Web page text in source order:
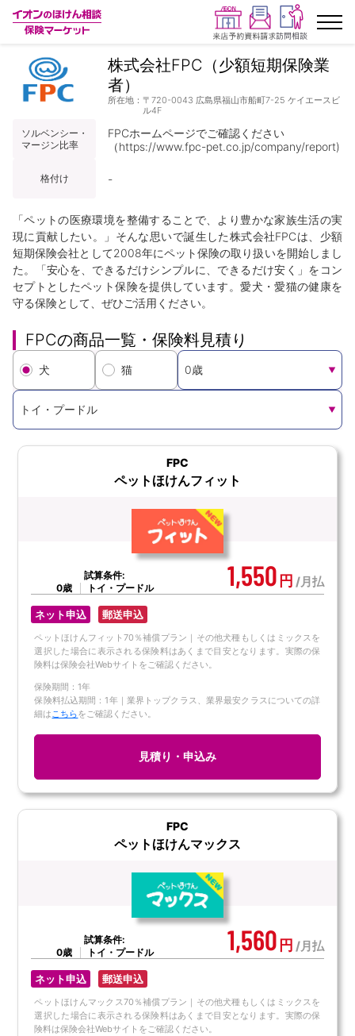
ランキングから探す
キャンペーン一覧
コラム
イオングループ従業員さま向け
イオンカード会員さま専用保険
株式会社FPC（少額短期保険業
者）
所在地： 〒720-0043 広島県福山市船町7-25 ケイエースビ
ル4F
ソルベンシー・
マージン比率
FPCホームページでご確認ください
（https://www.fpc-pet.co.jp/company/report)
格付け -
「ペットの医療環境を整備することで、より豊かな家族生活の実
現に貢献したい。」そんな思いで誕生した株式会社FPCは、少額
短期保険会社として2008年にペット保険の取り扱いを開始しまし
た。「安心を、できるだけシンプルに、できるだけ安く」をコン
セプトとしたペット保険を提供しています。愛犬・愛猫の健康を
守る保険として、ぜひご活用ください。
FPCの商品一覧・保険料見積り
犬 猫
FPC
ペットほけんフィット
試算条件:
0歳
トイ・プードル 1,550 円 /月払
ネット申込 郵送申込
ペットほけんフィット70％補償プラン｜その他犬種もしくはミックスを
選択した場合に表示される保険料はあくまで目安となります。実際の保
険料は保険会社Webサイトをご確認ください。
保険期間：1年
保険料払込期間：1年｜業界トップクラス、業界最安クラスについての詳
細は こちらをご確認ください。
見積り・申込み
FPC
ペットほけんマックス
試算条件:
0歳
トイ・プードル 1,560 円 /月払
ネット申込 郵送申込
ペットほけんマックス70％補償プラン｜その他犬種もしくはミックスを
選択した場合に表示される保険料はあくまで目安となります。実際の保
険料は保険会社Webサイトをご確認ください。